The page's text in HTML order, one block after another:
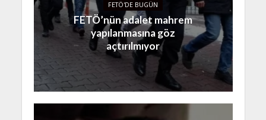
FETÖ'DE BUGÜN
FETÖ’nün adalet mahrem
yapılanmasına göz
açtırılmıyor